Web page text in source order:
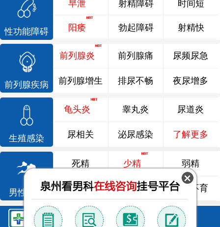
性功能障碍
早泄
阳痿
射精障碍
勃起障碍
时间短
射精快
前列腺疾病
前列腺炎 前列腺痛 尿频尿急
前列腺增生 排尿不畅 夜尿增多
生殖感染
龟头炎 睾丸炎 尿道炎
尿相关 泌尿感染 了解更多
男性不育
死精 少精 弱精
精液异常 精子畸形 男性不育
鲤泉·最新文章